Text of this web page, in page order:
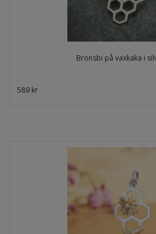
Bronsbi på vaxkaka i
589 kr